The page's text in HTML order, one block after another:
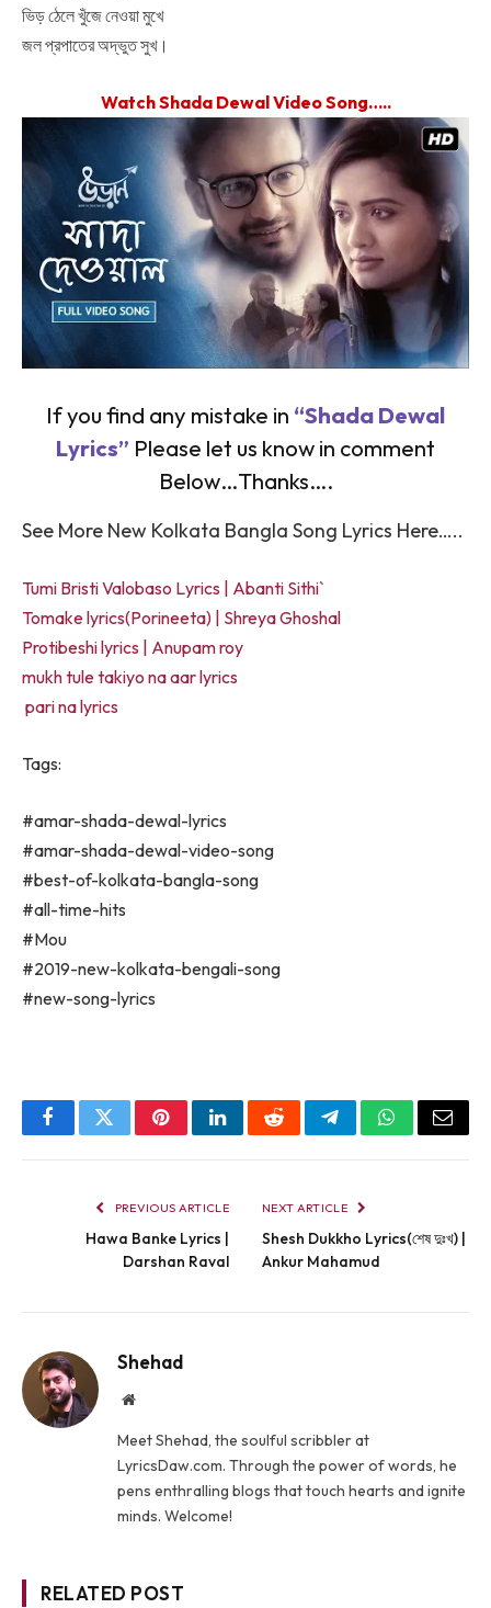
ভিড় ঠেলে খুঁজে নেওয়া মুখে
জল প্রপাতের অদ্ভুত সুখ।
Watch Shada Dewal Video Song…..
If you find any mistake in “Shada Dewal
Lyrics” Please let us know in comment
Below…Thanks….
See More New Kolkata Bangla Song Lyrics Here…..
Tumi Bristi Valobaso Lyrics | Abanti Sithi`
Tomake lyrics(Porineeta) | Shreya Ghoshal
Protibeshi lyrics | Anupam roy
mukh tule takiyo na aar lyrics
pari na lyrics
Tags:
#amar-shada-dewal-lyrics
#amar-shada-dewal-video-song
#best-of-kolkata-bangla-song
#all-time-hits
#Mou
#2019-new-kolkata-bengali-song
#new-song-lyrics
FacebookTwitterPinterestLinkedInRedditTelegramWhatsApp
Email
PREVIOUS ARTICLE
Hawa Banke Lyrics |
Darshan Raval
NEXT ARTICLE
Shesh Dukkho Lyrics(শেষ দুঃখ) |
Ankur Mahamud
Shehad
Website
Meet Shehad, the soulful scribbler at
LyricsDaw.com. Through the power of words, he
pens enthralling blogs that touch hearts and ignite
minds. Welcome!
RELATED POST